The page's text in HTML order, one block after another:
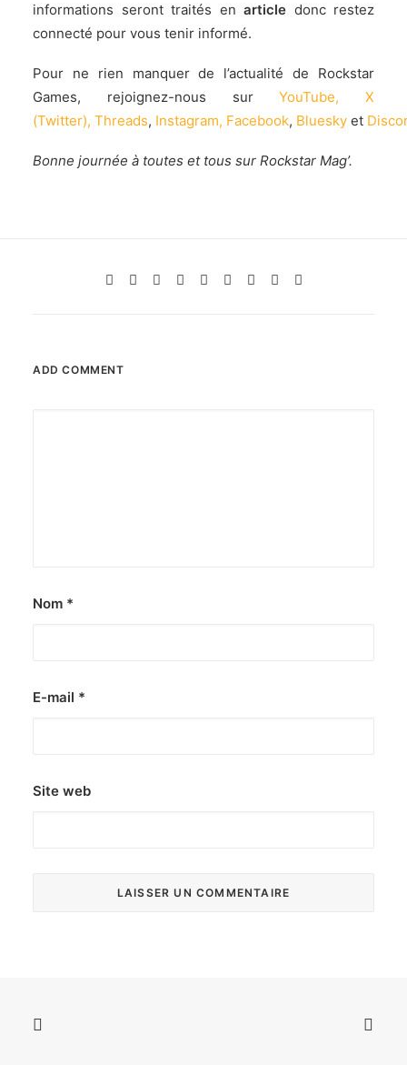
informations seront traités en article donc restez
connecté pour vous tenir informé.
Pour ne rien manquer de l’actualité de Rockstar
Games, rejoignez-nous surYouTube,
X
(Twitter), Threads, Instagram, Facebook, Bluesky et
Bonne journée à toutes et tous sur Rockstar Mag’.
ADD COMMENT
Nom *
E-mail *
Site web